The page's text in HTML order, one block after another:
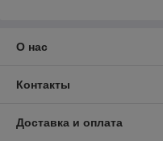
О нас
Контакты
Доставка и оплата